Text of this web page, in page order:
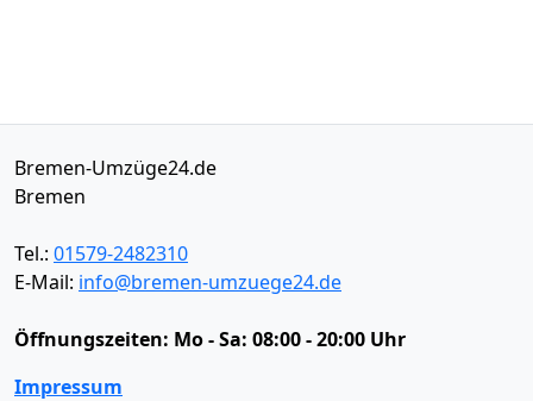
Bremen-Umzüge24.de
Bremen
Tel.: 01579-2482310
E-Mail: info@bremen-umzuege24.de
Öffnungszeiten: Mo - Sa: 08:00 - 20:00 Uhr
Impressum